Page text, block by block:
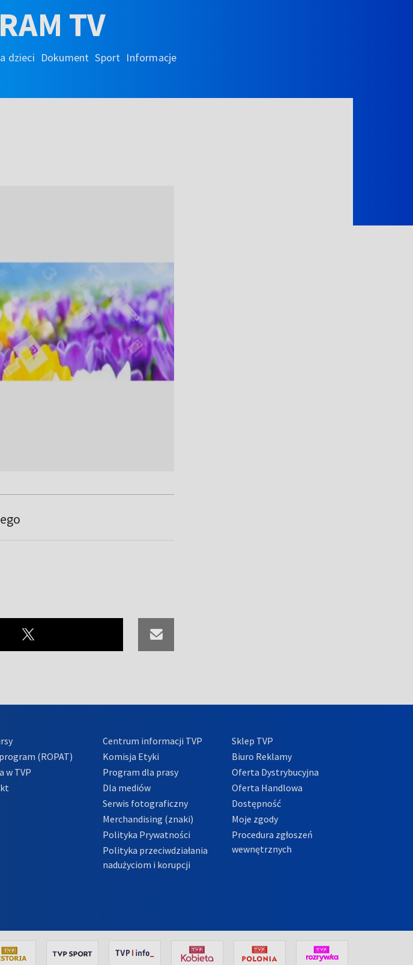
TV
dzieci Dokument Sport Informacje
(ROPAT)
w TVP
Centrum informacji TVP
Komisja Etyki
Program dla prasy
Dla mediów
Serwis fotograficzny
Merchandising (znaki)
Polityka Prywatności
Polityka przeciwdziałania
nadużyciom i korupcji
Sklep TVP
Biuro Reklamy
Oferta Dystrybucyjna
Oferta Handlowa
Dostępność
Moje zgody
Procedura zgłoszeń
wewnętrznych